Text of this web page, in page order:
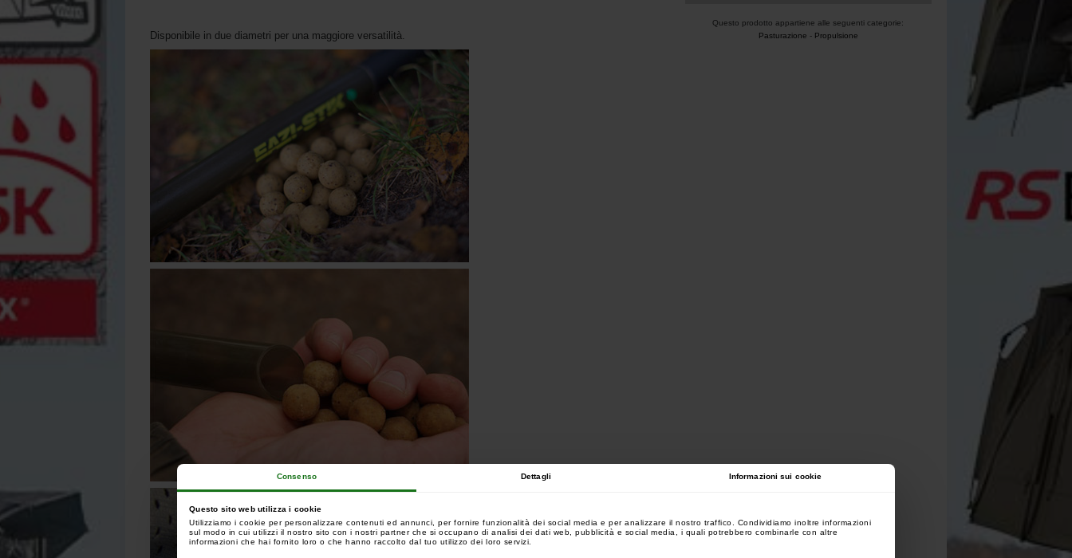
Consenso Dettagli Informazioni sui cookie
Questo sito web utilizza i cookie
Utilizziamo i cookie per personalizzare contenuti ed annunci, per fornire funzionalità dei social media e per analizzare il nostro traffico. Condividiamo inoltre informazioni
sul modo in cui utilizzi il nostro sito con i nostri partner che si occupano di analisi dei dati web, pubblicità e social media, i quali potrebbero combinarle con altre
informazioni che hai fornito loro o che hanno raccolto dal tuo utilizzo dei loro servizi.
Questo prodotto appartiene alle seguenti categorie:
Pasturazione - Propulsione
Disponibile in due diametri per una maggiore versatilità.